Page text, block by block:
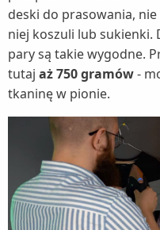
deski do prasowania,
niej koszuli lub sukienki.
pary są takie wygodne.
tutaj aż 750 gramów-
tkaninę w pionie.